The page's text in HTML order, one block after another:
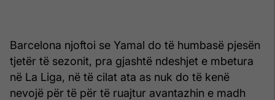
Barcelona njoftoi se Yamal do të humbasë pjesën
tjetër të sezonit, pra gjashtë ndeshjet e mbetura
në La Liga, në të cilat ata as nuk do të kenë
nevojë për të për të ruajtur avantazhin e madh